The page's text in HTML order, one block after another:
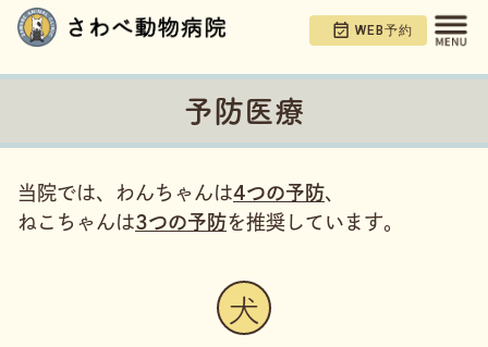
WEB予約
予防医療
当院では、わんちゃんは4つの予防、
ねこちゃんは3つの予防を推奨しています。
犬